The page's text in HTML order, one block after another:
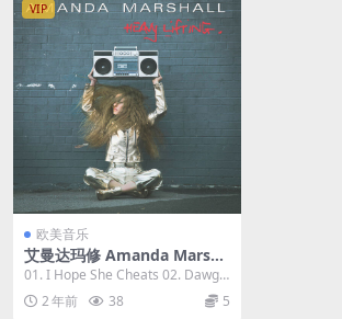
VIP
欧美音乐
艾曼达玛修 Amanda Marsha
ll - Heavy Lifting 2023 [24Bi
t/44.1kHz] [Hi-Res Flac 452
MB]
01. I Hope She Cheats 02. Dawgc
atcher 03...
2 年前 38 5